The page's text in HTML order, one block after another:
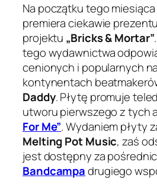
Na początku tego
premiera ciekawie
projektu „Bricks & Mortar”
tego wydawnictwa
cenionych i popularnych
kontynentach
Daddy. Płytę promuje
utworu pierwszego z tych
For Me”. Wydaniem płyty
Melting Pot Music, zaś
jest dostępny za
Bandcampadrugiego